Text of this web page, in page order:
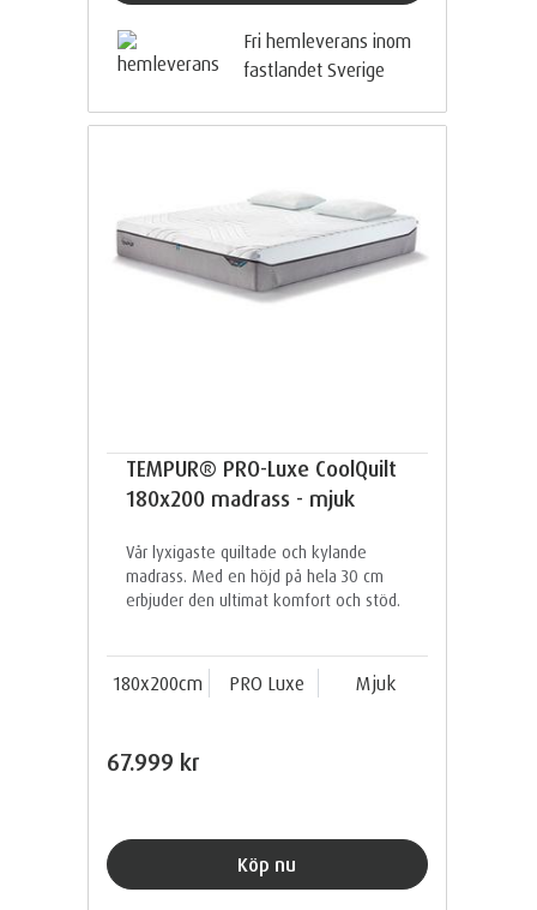
Fri hemleverans inom
fastlandet Sverige
TEMPUR® PRO-Luxe CoolQuilt
180x200 madrass - mjuk
Vår lyxigaste quiltade och kylande
madrass. Med en höjd på hela 30 cm
erbjuder den ultimat komfort och stöd.
180x200cm PRO Luxe Mjuk
67.999 kr
Köp nu